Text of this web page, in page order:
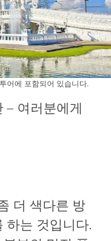
어에 포함되어 있습니다.
– 여러분에게
더 색다른 방
하는 것입니다.